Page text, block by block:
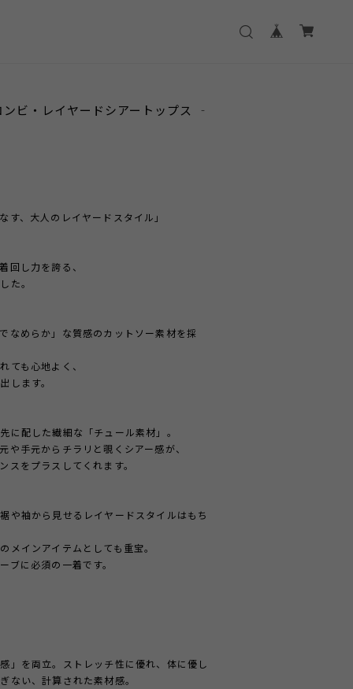
ンビ・レイヤードシアートップス ‐
す、大人のレイヤードスタイル」
回し力を誇る、
た。
なめらか」な質感のカットソー素材を採
ても心地よく、
します。
に配した繊細な「チュール素材」。
や手元からチラリと覗くシアー感が、
スをプラスしてくれます。
や袖から見せるレイヤードスタイルはもち
メインアイテムとしても重宝。
ブに必須の一着です。
」を両立。ストレッチ性に優れ、体に優し
ない、計算された素材感。